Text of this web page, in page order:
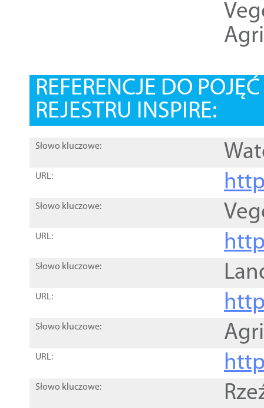
REFERENCJE DO
REJESTRU INSPIRE:
Słowo kluczowe:
URL:
Słowo kluczowe:
URL:
Słowo kluczowe:
URL:
Słowo kluczowe:
URL:
Słowo kluczowe: